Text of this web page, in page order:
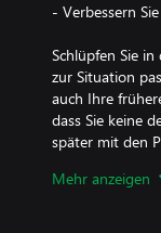
- Verbessern
Schlüpfen Sie
zur Situation
auch Ihre
dass Sie keine
später mit den
Berühren Sie
Mehr anzeigen